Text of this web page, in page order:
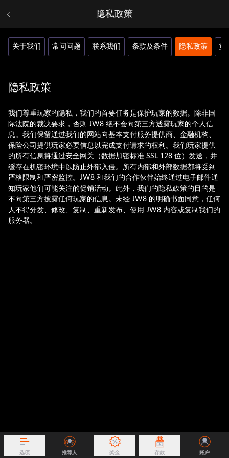
隐私政策
关于我们 常问问题 联系我们 条款及条件 隐私政策 负
隐私政策
我们尊重玩家的隐私，我们的首要任务是保护玩家的数据。除非国
际法院的裁决要求，否则 JW8 绝不会向第三方透露玩家的个人信
息。我们保留通过我们的网站向基本支付服务提供商、金融机构、
保险公司提供玩家必要信息以完成支付请求的权利。我们玩家提供
的所有信息将通过安全网关（数据加密标准 SSL 128 位）发送，并
缓存在机密环境中以防止外部入侵。所有内部和外部数据都将受到
严格限制和严密监控。JW8 和我们的合作伙伴始终通过电子邮件通
知玩家他们可能关注的促销活动。此外，我们的隐私政策的目的是
不向第三方披露任何玩家的信息。未经 JW8 的明确书面同意，任何
人不得分发、修改、复制、重新发布、使用 JW8 内容或复制我们的
服务器。
选项 推荐人 奖金 存款 账户